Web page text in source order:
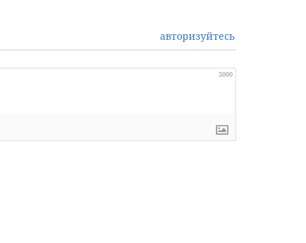
авторизуйтесь
5000